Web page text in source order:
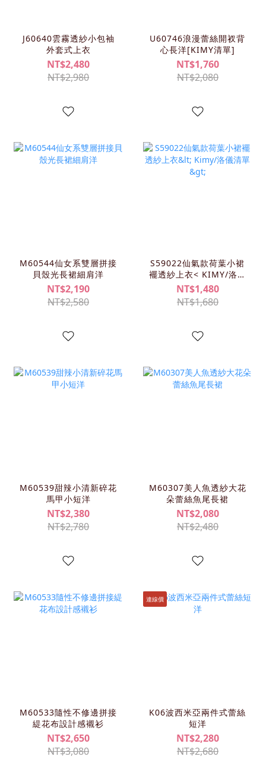
J60640雲霧透紗小包袖
外套式上衣
NT$2,480
NT$2,980
U60746浪漫蕾絲開衩背
心長洋[KIMY清單]
NT$1,760
NT$2,080
M60544仙女系雙層拼接
貝殼光長裙細肩洋
NT$2,190
NT$2,580
S59022仙氣款荷葉小裙
襬透紗上衣< KIMY/洛儀
清單>
NT$1,480
NT$1,680
M60539甜辣小清新碎花
馬甲小短洋
NT$2,380
NT$2,780
M60307美人魚透紗大花
朵蕾絲魚尾長裙
NT$2,080
NT$2,480
M60533隨性不修邊拼接
緹花布設計感襯衫
NT$2,650
NT$3,080
連線價
K06波西米亞兩件式蕾絲
短洋
NT$2,280
NT$2,680